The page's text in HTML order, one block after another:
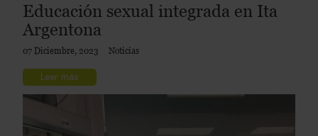
Educación sexual integrada en Ita
Argentona
07 Diciembre, 2023 Noticias
Leer más